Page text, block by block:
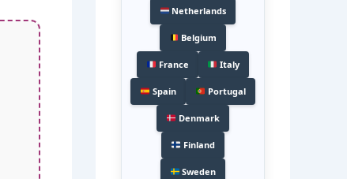
Netherlands
Belgium
France Italy
Spain Portugal
Denmark
Finland
Sweden